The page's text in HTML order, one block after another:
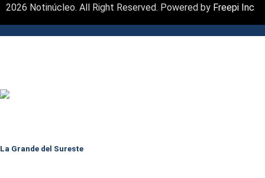
2026 Notinúcleo. All Right Reserved. Powered by Freepi Inc
La Grande del Sureste